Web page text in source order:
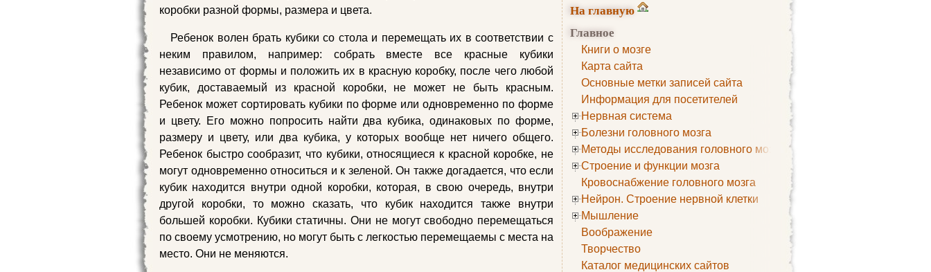
На главную
Главное
Книги о мозге
Карта сайта
Основные метки записей сайта
Информация для посетителей
Нервная система
Болезни головного мозга
Методы исследования головного мозга
Строение и функции мозга
Кровоснабжение головного мозга
Нейрон. Строение нервной клетки
Мышление
Воображение
Творчество
Каталог медицинских сайтов
коробки разной формы, размера и цвета.
Ребенок волен брать кубики со стола и перемещать их в соответствии с
неким правилом, например: собрать вместе все красные кубики
независимо от формы и положить их в красную коробку, после чего любой
кубик, доставаемый из красной коробки, не может не быть красным.
Ребенок может сортировать кубики по форме или одновременно по форме
и цвету. Его можно попросить найти два кубика, одинаковых по форме,
размеру и цвету, или два кубика, у которых вообще нет ничего общего.
Ребенок быстро сообразит, что кубики, относящиеся к красной коробке, не
могут одновременно относиться и к зеленой. Он также догадается, что если
кубик находится внутри одной коробки, которая, в свою очередь, внутри
другой коробки, то можно сказать, что кубик находится также внутри
большей коробки. Кубики статичны. Они не могут свободно перемещаться
по своему усмотрению, но могут быть с легкостью перемещаемы с места на
место. Они не меняются.